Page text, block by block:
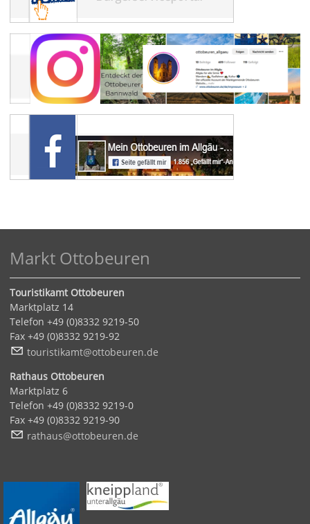
Markt Ottobeuren
Touristikamt Ottobeuren
Marktplatz 14
Telefon +49 (0)8332 9219-50
Fax +49 (0)8332 9219-92
t
r st k mt tt b r n d
Rathaus Ottobeuren
Marktplatz 6
Telefon +49 (0)8332 9219-0
Fax +49 (0)8332 9219-90
r th s tt b r n d